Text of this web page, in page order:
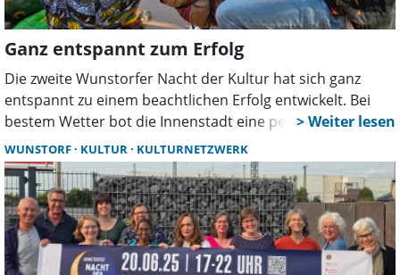
Ganz entspannt zum Erfolg
Die zweite Wunstorfer Nacht der Kultur hat sich ganz
entspannt zu einem beachtlichen Erfolg entwickelt. Bei
bestem Wetter bot die Innenstadt eine perfekte Kulisse
für Kunst, Musik und Begegnung. Geschätzt rund 5.000
Besucher verteilten sich über fünf Stunden an den 21
verschiedenen Spielstätten – darunter auch neue Orte
wie der Burgmannshof und der Abteihof, die mit
besonderem Flair überzeugten.
WUNSTORF KULTUR KULTURNETZWERK